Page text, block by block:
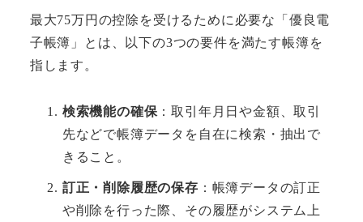
最大75万円の控除を受けるために必要な「優良電
子帳簿」とは、以下の3つの要件を満たす帳簿を
指します。
検索機能の確保 ：取引年月日や金額、取引
先などで帳簿データを自在に検索・抽出で
きること。
訂正・削除履歴の保存 ：帳簿データの訂正
や削除を行った際、その履歴がシステム上